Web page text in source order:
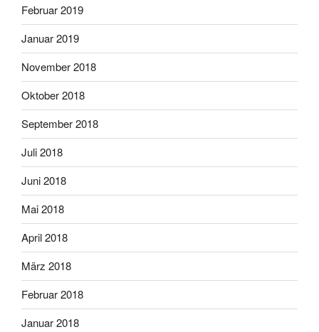
Februar 2019
Januar 2019
November 2018
Oktober 2018
September 2018
Juli 2018
Juni 2018
Mai 2018
April 2018
März 2018
Februar 2018
Januar 2018